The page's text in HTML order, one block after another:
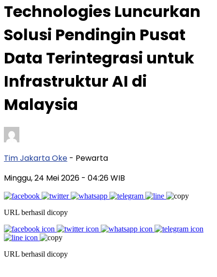
Technologies Luncurkan
Solusi Pendingin Pusat
Data Terintegrasi untuk
Infrastruktur AI di
Malaysia
Tim Jakarta Oke - Pewarta
Minggu, 24 Mei 2026 - 04:26 WIB
URL berhasil dicopy
URL berhasil dicopy